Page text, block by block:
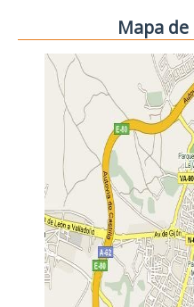
Mapa